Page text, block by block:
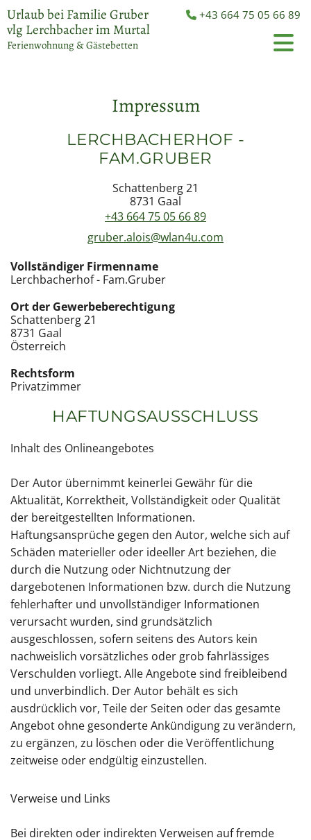
Urlaub bei Familie Gruber
vlg Lerchbacher im Murtal
Ferienwohnung & Gästebetten
 +43 664 75 05 66 89
Impressum
LERCHBACHERHOF -
FAM.GRUBER
Schattenberg 21
8731 Gaal
+43 664 75 05 66 89
gruber.alois@wlan4u.com
Vollständiger Firmenname
Lerchbacherhof - Fam.Gruber
Ort der Gewerbeberechtigung
Schattenberg 21
8731 Gaal
Österreich
Rechtsform
Privatzimmer
HAFTUNGSAUSSCHLUSS
Inhalt des Onlineangebotes
Der Autor übernimmt keinerlei Gewähr für die
Aktualität, Korrektheit, Vollständigkeit oder Qualität
der bereitgestellten Informationen.
Haftungsansprüche gegen den Autor, welche sich auf
Schäden materieller oder ideeller Art beziehen, die
durch die Nutzung oder Nichtnutzung der
dargebotenen Informationen bzw. durch die Nutzung
fehlerhafter und unvollständiger Informationen
verursacht wurden, sind grundsätzlich
ausgeschlossen, sofern seitens des Autors kein
nachweislich vorsätzliches oder grob fahrlässiges
Verschulden vorliegt. Alle Angebote sind freibleibend
und unverbindlich. Der Autor behält es sich
ausdrücklich vor, Teile der Seiten oder das gesamte
Angebot ohne gesonderte Ankündigung zu verändern,
zu ergänzen, zu löschen oder die Veröffentlichung
zeitweise oder endgültig einzustellen.
Verweise und Links
Bei direkten oder indirekten Verweisen auf fremde